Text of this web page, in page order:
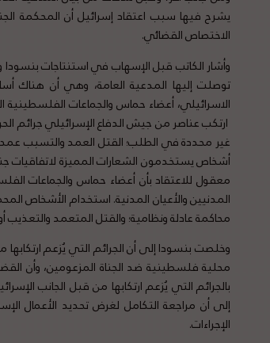
يشرح فيها سبب اعتقاد إسرائيل أن المحكمة
الاختصاص القضائي.
وأشار الكاتب قبل الإسهاب في استنتاجات بنسودا
توصلت إليها المدعية العامة، وهي أن هناك
ارتكب عناصر من جيش الدفاع الإسرائيلي جرائم
غير محددة في الطلب؛ القتل العمد والتسبب
أشخاص يستخدمون الشعارات المميزة لاتفاقيات
معقول للاعتقاد بأن أعضاء حماس والجماعات
المدنيين والأعيان المدنية. استخدام
محاكمة عادلة ونظامية؛ والقتل المتعمد والتعذيب
وخلصت بنسودا إلى أن الجرائم التي يُزعم
محلية فلسطينية ضد الجناة المزعومين، وأن
بالجرائم التي يُزعم ارتكابها من قبل الجانب
إلى أن مراجعة التكامل لغرض تحديد الأعمال
الإجراءات.